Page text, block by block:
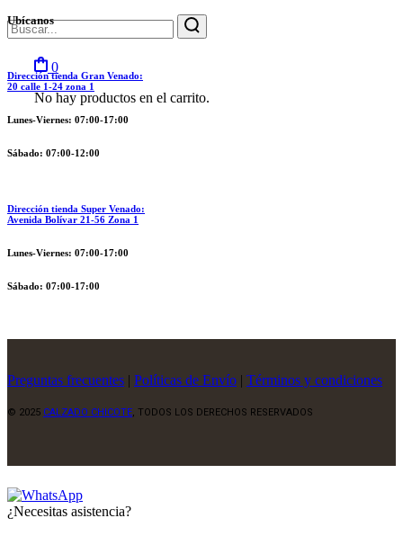
Búsqueda
para:
0
No hay productos en el carrito.
Ubícanos
Dirección tienda Gran Venado:
20 calle 1-24 zona 1
Lunes-Viernes: 07:00-17:00
Sábado: 07:00-12:00
Dirección tienda Super Venado:
Avenida Bolívar 21-56 Zona 1
Lunes-Viernes: 07:00-17:00
Sábado: 07:00-17:00
Preguntas frecuentes | Políticas de Envío | Términos y condiciones
© 2025 CALZADO CHICOTE, TODOS LOS DERECHOS RESERVADOS
¿Necesitas asistencia?